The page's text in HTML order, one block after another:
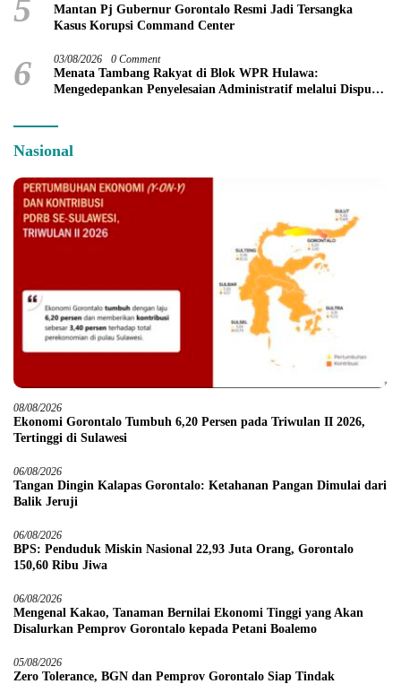
5
Mantan Pj Gubernur Gorontalo Resmi Jadi Tersangka
Kasus Korupsi Command Center
6 03/08/2026 0 Comment
Menata Tambang Rakyat di Blok WPR Hulawa:
Mengedepankan Penyelesaian Administratif melalui Dispute
Nasional
08/08/2026
Ekonomi Gorontalo Tumbuh 6,20 Persen pada Triwulan II 2026,
Tertinggi di Sulawesi
06/08/2026
Tangan Dingin Kalapas Gorontalo: Ketahanan Pangan Dimulai dari
Balik Jeruji
06/08/2026
BPS: Penduduk Miskin Nasional 22,93 Juta Orang, Gorontalo
150,60 Ribu Jiwa
06/08/2026
Mengenal Kakao, Tanaman Bernilai Ekonomi Tinggi yang Akan
Disalurkan Pemprov Gorontalo kepada Petani Boalemo
05/08/2026
Zero Tolerance, BGN dan Pemprov Gorontalo Siap Tindak